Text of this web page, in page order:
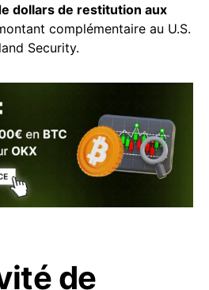
dollars de restitution aux
complémentaire au U.S.
Security.
de